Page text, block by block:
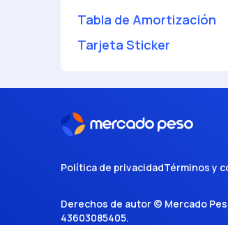
Tabla de Amortización
Tarjeta Sticker
Política de privacidadTérminos y
Derechos de autor © Mercado
43603085405.